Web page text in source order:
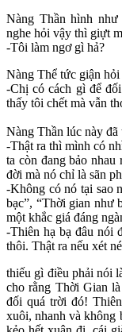
Nàng Thần hình
nghe hỏi vậy thì giựt
-Tôi làm ngơ gì hả?
Nàng Thể tức giận
-Chị có cách gì để
thấy tôi chết mà vẫn
Nàng Thần lúc này
-Thật ra thì mình có
ta còn đang bảo
đời mà nó chỉ là sãn
-Không có nó tại sao
bạc”, “Thời gian như
một khắc giá đáng
-Thiên hạ bạ đâu nói
thôi. Thật ra nếu xét
thiếu gì điều phải nói
cho rằng Thời Gian
đối quá trời đó!
xuôi, nhanh và không